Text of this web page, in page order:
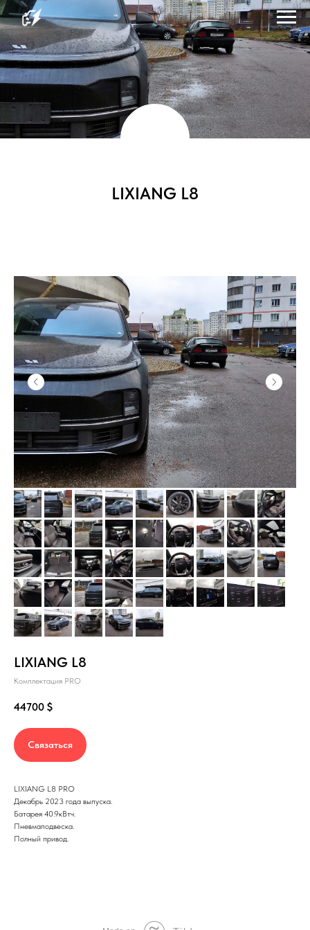
LIXIANG L8
LIXIANG L8
Комплектация PRO
44700 $
Связаться
LIXIANG L8 PRO
Декабрь 2023 года выпуска.
Батарея 40.9кВтч.
Пневмаподвеска.
Полный привод.